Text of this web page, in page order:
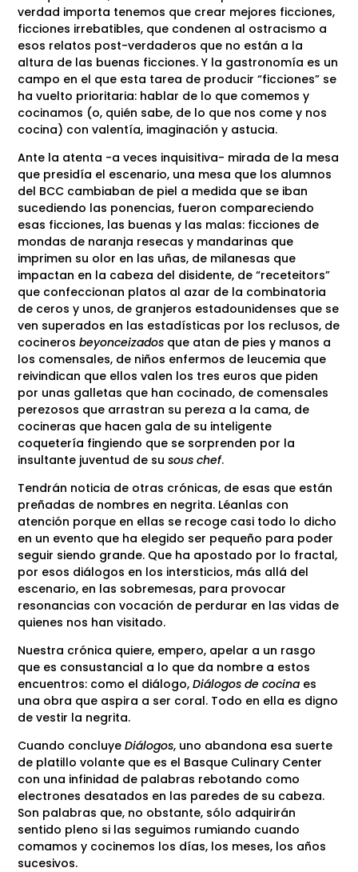
verdad importa tenemos que crear mejores ficciones,
ficciones irrebatibles, que condenen al ostracismo a
esos relatos post-verdaderos que no están a la
altura de las buenas ficciones. Y la gastronomía es un
campo en el que esta tarea de producir “ficciones” se
ha vuelto prioritaria: hablar de lo que comemos y
cocinamos (o, quién sabe, de lo que nos come y nos
cocina) con valentía, imaginación y astucia.
Ante la atenta -a veces inquisitiva- mirada de la mesa
que presidía el escenario, una mesa que los alumnos
del BCC cambiaban de piel a medida que se iban
sucediendo las ponencias, fueron compareciendo
esas ficciones, las buenas y las malas: ficciones de
mondas de naranja resecas y mandarinas que
imprimen su olor en las uñas, de milanesas que
impactan en la cabeza del disidente, de “receteitors”
que confeccionan platos al azar de la combinatoria
de ceros y unos, de granjeros estadounidenses que se
ven superados en las estadísticas por los reclusos, de
cocinerosbeyonceizados que atan de pies y manos a
los comensales, de niños enfermos de leucemia que
reivindican que ellos valen los tres euros que piden
por unas galletas que han cocinado, de comensales
perezosos que arrastran su pereza a la cama, de
cocineras que hacen gala de su inteligente
coquetería fingiendo que se sorprenden por la
insultante juventud de susous chef.
Tendrán noticia de otras crónicas, de esas que están
preñadas de nombres en negrita. Léanlas con
atención porque en ellas se recoge casi todo lo dicho
en un evento que ha elegido ser pequeño para poder
seguir siendo grande. Que ha apostado por lo fractal,
por esos diálogos en los intersticios, más allá del
escenario, en las sobremesas, para provocar
resonancias con vocación de perdurar en las vidas de
quienes nos han visitado.
Nuestra crónica quiere, empero, apelar a un rasgo
que es consustancial a lo que da nombre a estos
encuentros: como el diálogo,Diálogos de cocina es
una obra que aspira a ser coral. Todo en ella es digno
de vestir la negrita.
Cuando concluyeDiálogos, uno abandona esa suerte
de platillo volante que es el Basque Culinary Center
con una infinidad de palabras rebotando como
electrones desatados en las paredes de su cabeza.
Son palabras que, no obstante, sólo adquirirán
sentido pleno si las seguimos rumiando cuando
comamos y cocinemos los días, los meses, los años
sucesivos.